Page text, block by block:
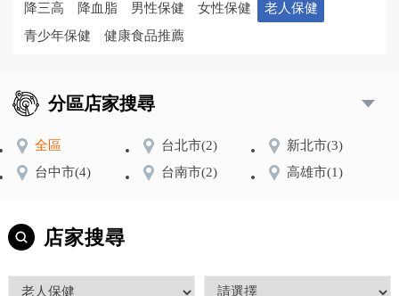
降三高
降血脂 男性保健 女性保健
老人保健
青少年保健
健康食品推薦
分區店家搜尋
全區 台北市(2) 新北市(3)
台中市(4) 台南市(2) 高雄市(1)
店家搜尋